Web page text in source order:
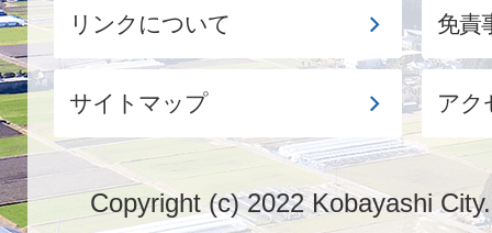
リンクについて 免責
サイトマップ アク
Copyright (c) 2022 Kobayashi